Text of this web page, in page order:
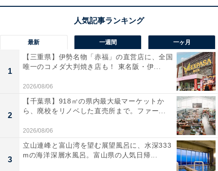
【あわせて買いたい】Ankerの人気商品5選
最新 一週間 一ヶ月
1
【三重県】伊勢名物「赤福」の直営店に、全国
唯一のコメダ大判焼き店も！ 東名阪・伊...
2026/08/06
2
【千葉県】918㎡の県内最大級マーケットか
ら、廃校をリノベした直売所まで。ファー...
2026/08/06
3
立山連峰と富山湾を望む展望風呂に、水深333
mの海洋深層水風呂。富山県の人気日帰...